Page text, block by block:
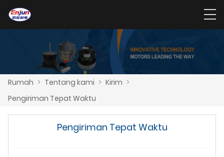
Rumah > Tentang kami > Kirim >
Pengiriman Tepat Waktu
Pengiriman Tepat Waktu